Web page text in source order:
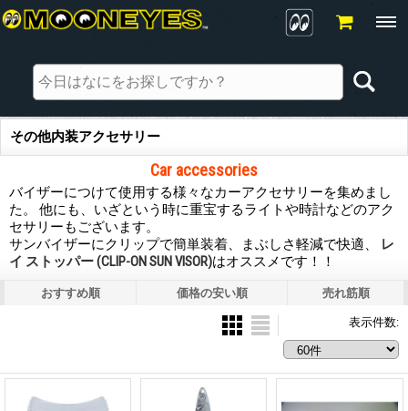
その他内装アクセサリー
Car accessories
バイザーにつけて使用する様々なカーアクセサリーを集めまし
た。 他にも、いざという時に重宝するライトや時計などのアク
セサリーもございます。
サンバイザーにクリップで簡単装着、まぶしさ軽減で快適、
レ
イ ストッパー (CLIP-ON SUN VISOR)はオススメです！！
おすすめ順 価格の安い順 売れ筋順
表示件数: